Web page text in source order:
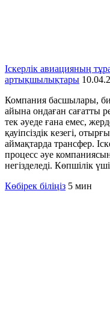
Іскерлік авиацияның
артықшылықтары
Компания басшылары,
айына ондаған сағатты
тек әуеде ғана емес,
қауіпсіздік кезегі,
аймақтарда трансфер.
процесс әуе
негізделеді. Көпшілік
Көбірек біліңіз 5 мин